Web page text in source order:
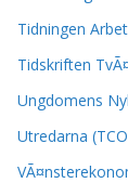
Tidningen
Tidskriften
Ungdomens
Utredarna